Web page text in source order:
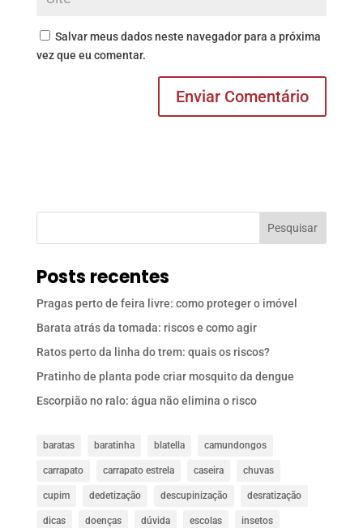
Salvar meus dados neste navegador para a próxima
vez que eu comentar.
Pesquisar
Posts recentes
Pragas perto de feira livre: como proteger o imóvel
Barata atrás da tomada: riscos e como agir
Ratos perto da linha do trem: quais os riscos?
Pratinho de planta pode criar mosquito da dengue
Escorpião no ralo: água não elimina o risco
baratas baratinha blatella camundongos
carrapato carrapato estrela caseira chuvas
cupim dedetização descupinização desratização
dicas doenças dúvida escolas insetos